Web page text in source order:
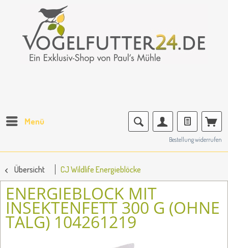
Menü
Bestellung widerrufen
Übersicht CJ Wildlife Energieblöcke
ENERGIEBLOCK MIT
INSEKTENFETT 300 G (OHNE
TALG) 104261219